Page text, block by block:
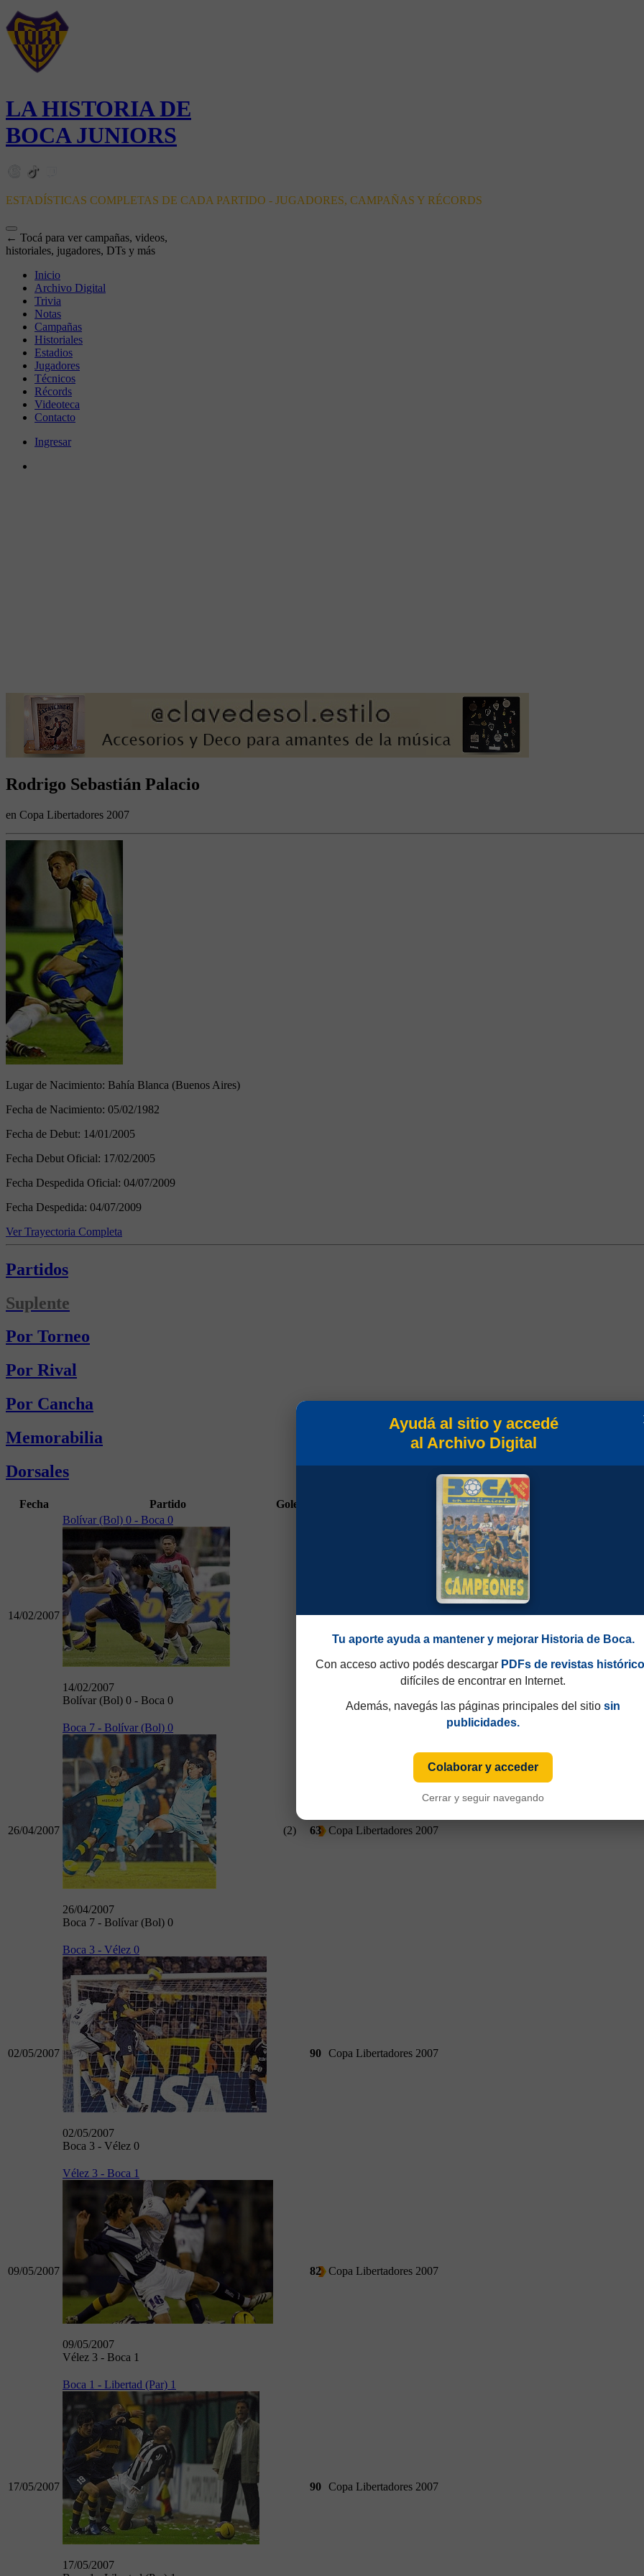
LA HISTORIA DE
BOCA JUNIORS
ESTADÍSTICAS COMPLETAS DE CADA PARTIDO - JUGADORES, CAMPAÑAS Y RÉCORDS
← Tocá para ver campañas, videos,
historiales, jugadores, DTs y más
Inicio
Archivo Digital
Trivia
Notas
Campañas
Historiales
Estadios
Jugadores
Técnicos
Récords
Videoteca
Contacto
Ingresar
Rodrigo Sebastián Palacio
en Copa Libertadores 2007
Lugar de Nacimiento: Bahía Blanca (Buenos Aires)
Fecha de Nacimiento: 05/02/1982
Fecha de Debut: 14/01/2005
Fecha Debut Oficial: 17/02/2005
Fecha Despedida Oficial: 04/07/2009
Fecha Despedida: 04/07/2009
Ver Trayectoria Completa
Partidos
Suplente
Por Torneo
Por Rival
Por Cancha
Memorabilia
Dorsales
Fecha Partido Goles
14/02/2007
Bolívar (Bol) 0 - Boca 0
14/02/2007
Bolívar (Bol) 0 - Boca 0
62 Copa Libertadores 2007
26/04/2007
Boca 7 - Bolívar (Bol) 0
26/04/2007
Boca 7 - Bolívar (Bol) 0
(2) 63 Copa Libertadores 2007
02/05/2007
Boca 3 - Vélez 0
02/05/2007
Boca 3 - Vélez 0
90 Copa Libertadores 2007
09/05/2007
Vélez 3 - Boca 1
09/05/2007
Vélez 3 - Boca 1
82 Copa Libertadores 2007
17/05/2007
Boca 1 - Libertad (Par) 1
17/05/2007
90 Copa Libertadores 2007
Ayudá al sitio y accedé
al Archivo Digital
Tu aporte ayuda a mantener y mejorar Historia de Boca.
Con acceso activo podés descargar PDFs de revistas
difíciles de encontrar en Internet.
Además, navegás las páginas principales del sitio sin
publicidades.
Colaborar y acceder
Cerrar y seguir navegando